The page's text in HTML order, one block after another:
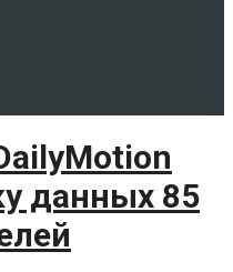
данных 85